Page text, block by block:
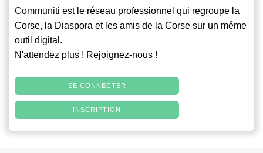
Communiti est le réseau professionnel qui regroupe la
Corse, la Diaspora et les amis de la Corse sur un même
outil digital.
N'attendez plus ! Rejoignez-nous !
SE CONNECTER
INSCRIPTION